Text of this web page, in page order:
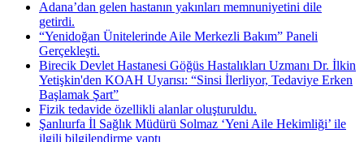
Adana’dan gelen hastanın yakınları memnuniyetini dile
getirdi.
“Yenidoğan Ünitelerinde Aile Merkezli Bakım” Paneli
Gerçekleşti.
Birecik Devlet Hastanesi Göğüs Hastalıkları Uzmanı Dr. İlkin
Yetişkin'den KOAH Uyarısı: “Sinsi İlerliyor, Tedaviye Erken
Başlamak Şart”
Fizik tedavide özellikli alanlar oluşturuldu.
Şanlıurfa İl Sağlık Müdürü Solmaz ‘Yeni Aile Hekimliği’ ile
ilgili bilgilendirme yaptı